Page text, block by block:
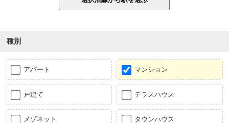
種別
アパート マンション
戸建て テラスハウス
メゾネット タウンハウス